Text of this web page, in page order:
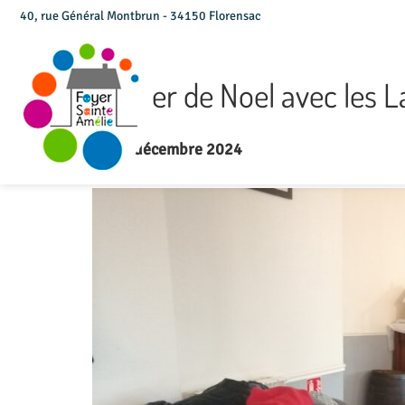
40, rue Général Montbrun - 34150 Florensac
Goûter de Noel avec les
Le 13 décembre 2024